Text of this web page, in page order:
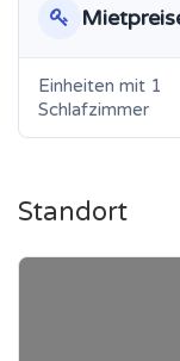
Einheiten mit 1
Schlafzimmer
Standort